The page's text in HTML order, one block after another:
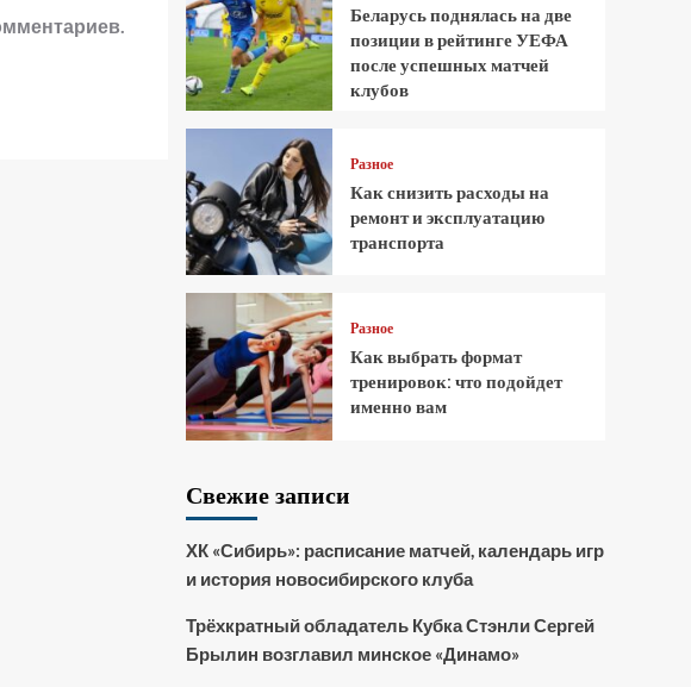
Беларусь поднялась на две
позиции в рейтинге УЕФА
после успешных матчей
клубов
Разное
Как снизить расходы на
ремонт и эксплуатацию
транспорта
Разное
Как выбрать формат
тренировок: что подойдет
именно вам
Свежие записи
ХК «Сибирь»: расписание матчей, календарь игр
и история новосибирского клуба
Трёхкратный обладатель Кубка Стэнли Сергей
Брылин возглавил минское «Динамо»